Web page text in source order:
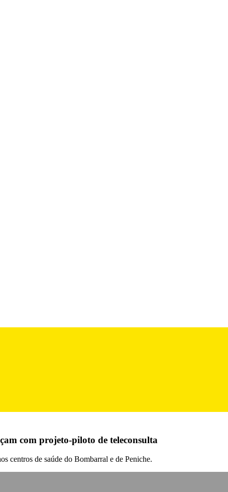
com projeto-piloto de teleconsulta
centros de saúde do Bombarral e de Peniche.